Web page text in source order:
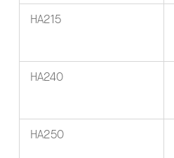
HA215
HA240
HA250